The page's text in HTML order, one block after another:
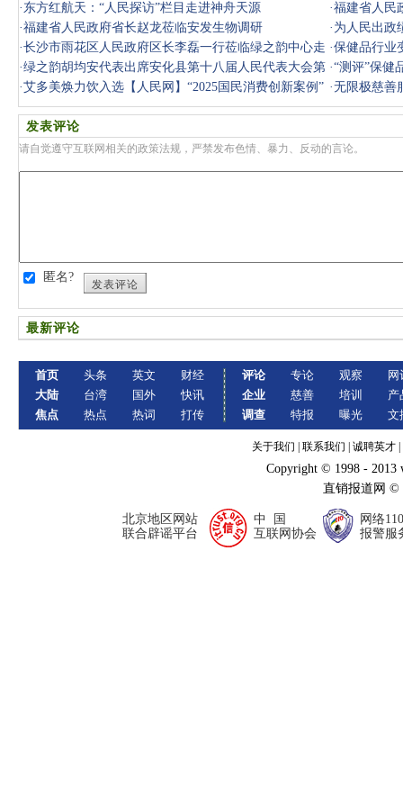
· 东方红航天：“人民探访”栏目走进神舟天源 ·福建省人民
·福建省人民政府省长赵龙莅临安发生物调研 · 为人民出政
·长沙市雨花区人民政府区长李磊一行莅临绿之韵中心走
访调研
·保健品行业
·绿之韵胡均安代表出席安化县第十八届人民代表大会第
六次会议
·“测评”保健
·艾多美焕力饮入选【人民网】“2025国民消费创新案例” ·无限极慈善
发表评论
请自觉遵守互联网相关的政策法规，严禁发布色情、暴力、反动的言论。
匿名?
发表评论
最新评论
首页
大陆
焦点
头条
台湾
热点
英文
国外
热词
财经
快讯
打传
评论
企业
调查
专论
慈善
特报
观察
培训
曝光
网
产
文
关于我们 联系我们 诚聘英才
Copyright © 1998 - 2013
直销报道网
北京地区网站
联合辟谣平台
中 国
互联网协会
网络110
报警服